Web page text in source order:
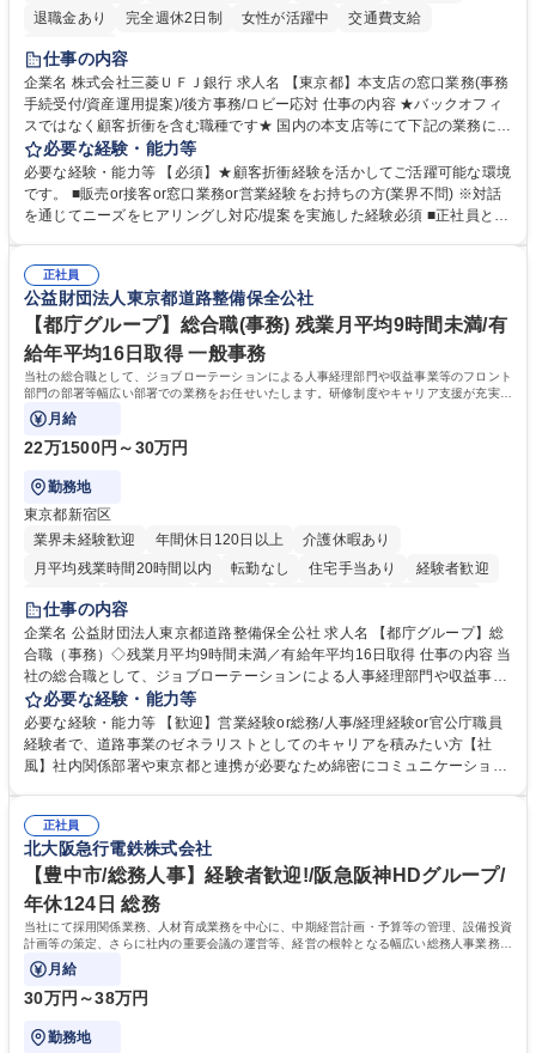
退職金あり
完全週休2日制 女性が活躍中
交通費支給
土日祝休み
仕事の内容
企業名 株式会社三菱ＵＦＪ銀行 求人名 【東京都】本支店の窓口業務(事務
手続受付/資産運用提案)/後方事務/ロビー応対 仕事の内容 ★バックオフィ
スではなく顧客折衝を含む職種です★ 国内の本支店等にて下記の業務に従
事していただきます。 ■窓口/後方/ロビーにて事務手続等の受付・オペレ
ーション、お客様対応 ■窓口にて、ご来店された個人のお客様に対して金
融商品のご提案 ■効率的な事務運用の検討・構築等 ≪業務紹介：ご応募前
に必ずご覧ください≫ ※記事 https://www.mysite.bk.mufg.jp/career/circle/
必要な経験・能力等
必要な経験・能力等 【必須】★顧客折衝経験を活かしてご活躍可能な環境
です。 ■販売or接客or窓口業務or営業経験をお持ちの方(業界不問) ※対話
を通じてニーズをヒアリングし対応/提案を実施した経験必須 ■正社員とし
るので安心して入行いただけます。 幅広いキャリアの選択肢があり、公募
や社内副業等を活用し、 一人ひとりが挑戦できるカルチャーが浸透してい
ます。 学歴・資格 学歴：大学院 大学 高専 短大 専修学校 高校 語学力：
資格：
正社員
公益財団法人東京都道路整備保全公社
【都庁グループ】総合職(事務) 残業月平均9時間未満/有
給年平均16日取得 一般事務
当社の総合職として、ジョブローテーションによる人事経理部門や収益事業等のフロント
部門の部署等幅広い部署での業務をお任せいたします。研修制度やキャリア支援が充実し
ております！ ※下記業務詳細
月給
22万1500円～30万円
勤務地
東京都新宿区
業界未経験歓迎
年間休日120日以上
介護休暇あり
月平均残業時間20時間以内
転勤なし 住宅手当あり
経験者歓迎
研修あり
退職金あり
駅近5分以内
資格取得手当あり 食事補助あり
仕事の内容
企業名 公益財団法人東京都道路整備保全公社 求人名 【都庁グループ】総
合職（事務）◇残業月平均9時間未満／有給年平均16日取得 仕事の内容 当
社の総合職として、ジョブローテーションによる人事経理部門や収益事業
等のフロント部門の部署等幅広い部署での業務をお任せいたします。研修
制度やキャリア支援が充実しております！ ※下記業務詳細 【業務詳細】■
管理部門：広報、人事、経理など当公社の運営に係る管理業務 ■収益部
門：駐車場の新規開拓、管理運営、新宿駅西口広場の「イベントコーナ
道路施設や道路工事現場の見学ツアー事業 ※入社後は上記いずれかの部門
へ配属。※業務内容変更の範囲：会社の定める業務 募集職種 【都庁グル
ープ】総合職（事務）◇残業月平均9時間未満／有給年平均16日取得
必要な経験・能力等
必要な経験・能力等 【歓迎】営業経験or総務/人事/経理経験or官公庁職員
経験者で、道路事業のゼネラリストとしてのキャリアを積みたい方【社
風】社内関係部署や東京都と連携が必要なため綿密にコミュニケーション
部門など多岐に渡る業務を経験できます。 ■様々なプロジェクト：駐車場
事業の他、新宿駅西口広場内に設置された照明を兼ねた広告「ブライトサ
イン」の管理運営を行うなど、事業収益を生み出す活動を積極的に行って
います。 学歴・資格 学歴：大学院 大学 高専 短大 専修学校 高校 語学力：
資格：
正社員
北大阪急行電鉄株式会社
【豊中市/総務人事】経験者歓迎!/阪急阪神HDグループ/
年休124日 総務
当社にて採用関係業務、人材育成業務を中心に、中期経営計画・予算等の管理、設備投資
計画等の策定、さらに社内の重要会議の運営等、経営の根幹となる幅広い総務人事業務全
般を担当していただきます。
月給
30万円～38万円
勤務地